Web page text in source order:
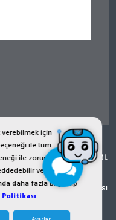
için
ile tüm
ile zorunlu
veya Çerez
daha fazla bilgi alıp
Politikası
San. Tic. Ltd. Şti.
görsel, yazı, çizim,
izinsiz kopyalanması
Hakkı Saklıdır.